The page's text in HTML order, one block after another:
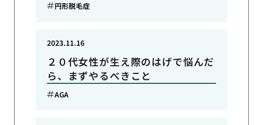
円形脱毛症
２０代女性が生え際のはげで悩んだ
ら、まずやるべきこと
2023.11.16
AGA